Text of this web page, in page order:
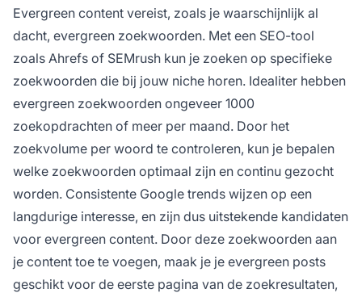
Evergreen content vereist, zoals je waarschijnlijk al
dacht, evergreen zoekwoorden. Met een SEO-tool
zoals Ahrefs of SEMrush kun je zoeken op specifieke
zoekwoorden die bij jouw niche horen. Idealiter hebben
evergreen zoekwoorden ongeveer 1000
zoekopdrachten of meer per maand. Door het
zoekvolume per woord te controleren, kun je bepalen
welke zoekwoorden optimaal zijn en continu gezocht
worden. Consistente Google trends wijzen op een
langdurige interesse, en zijn dus uitstekende kandidaten
voor evergreen content. Door deze zoekwoorden aan
je content toe te voegen, maak je je evergreen posts
geschikt voor de eerste pagina van de zoekresultaten,